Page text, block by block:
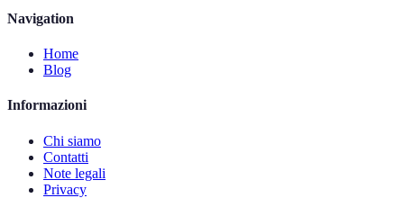
Navigation
Home
Blog
Informazioni
Chi siamo
Contatti
Note legali
Privacy